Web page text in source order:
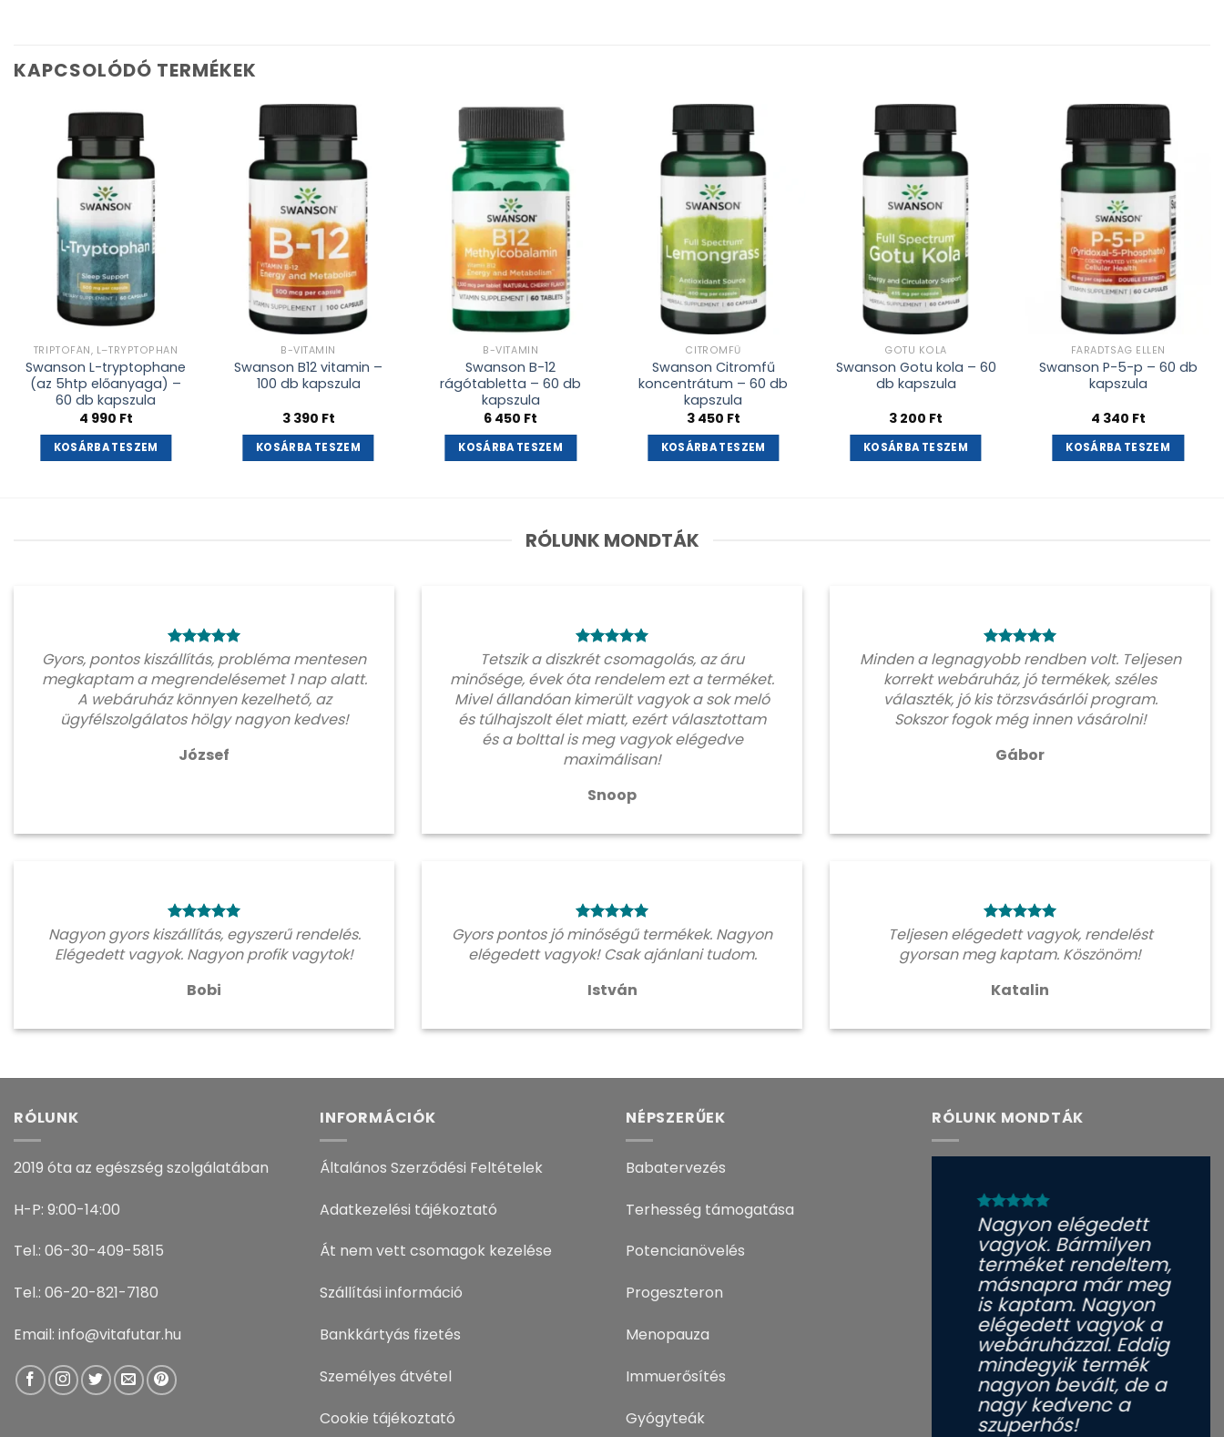
KAPCSOLÓDÓ TERMÉKEK
Kívánságlistához
adás
TRIPTOFÁN, L–TRYPTOPHAN
Swanson L-tryptophane
(az 5htp előanyaga) –
60 db kapszula
4 990 Ft
KOSÁRBA TESZEM
Kívánságlistához
adás
B-VITAMIN
Swanson B12 vitamin –
100 db kapszula
3 390 Ft
KOSÁRBA TESZEM
Kívánságlistához
adás
B-VITAMIN
Swanson B-12
rágótabletta – 60 db
kapszula
6 450 Ft
KOSÁRBA TESZEM
Kívánságlistához
adás
CITROMFŰ
Swanson Citromfű
koncentrátum – 60 db
kapszula
3 450 Ft
KOSÁRBA TESZEM
Kívánságlistához
adás
GOTU KOLA
Swanson Gotu kola – 60
db kapszula
3 200 Ft
KOSÁRBA TESZEM
Kívánságlistához
adás
FÁRADTSÁG ELLEN
Swanson P-5-p – 60 db
kapszula
4 340 Ft
KOSÁRBA TESZEM
RÓLUNK MONDTÁK
Gyors, pontos kiszállítás, probléma mentesen
megkaptam a megrendelésemet 1 nap alatt.
A webáruház könnyen kezelhető, az
ügyfélszolgálatos hölgy nagyon kedves!
József
Tetszik a diszkrét csomagolás, az áru
minősége, évek óta rendelem ezt a terméket.
Mivel állandóan kimerült vagyok a sok meló
és túlhajszolt élet miatt, ezért választottam
és a bolttal is meg vagyok elégedve
maximálisan!
Snoop
Minden a legnagyobb rendben volt. Teljesen
korrekt webáruház, jó termékek, széles
választék, jó kis törzsvásárlói program.
Sokszor fogok még innen vásárolni!
Gábor
Nagyon gyors kiszállítás, egyszerű rendelés.
Elégedett vagyok. Nagyon profik vagytok!
Bobi
Gyors pontos jó minőségű termékek. Nagyon
elégedett vagyok! Csak ajánlani tudom.
István
Teljesen elégedett vagyok, rendelést
gyorsan meg kaptam. Köszönöm!
Katalin
RÓLUNK
2019 óta az egészség szolgálatában
H-P: 9:00-14:00
Tel.: 06-30-409-5815
Tel.: 06-20-821-7180
Email: info@vitafutar.hu
INFORMÁCIÓK
Általános Szerződési Feltételek
Adatkezelési tájékoztató
Át nem vett csomagok kezelése
Szállítási információ
Bankkártyás fizetés
Személyes átvétel
Cookie tájékoztató
NÉPSZERŰEK
Babatervezés
Terhesség támogatása
Potencianövelés
Progeszteron
Menopauza
Immuerősítés
Gyógyteák
RÓLUNK MONDTÁK
Nagyon elégedett
vagyok. Bármilyen
terméket rendeltem,
másnapra már meg
is kaptam. Nagyon
elégedett vagyok a
webáruházzal. Eddig
mindegyik termék
nagyon bevált, de a
nagy kedvenc a
szuperhős!